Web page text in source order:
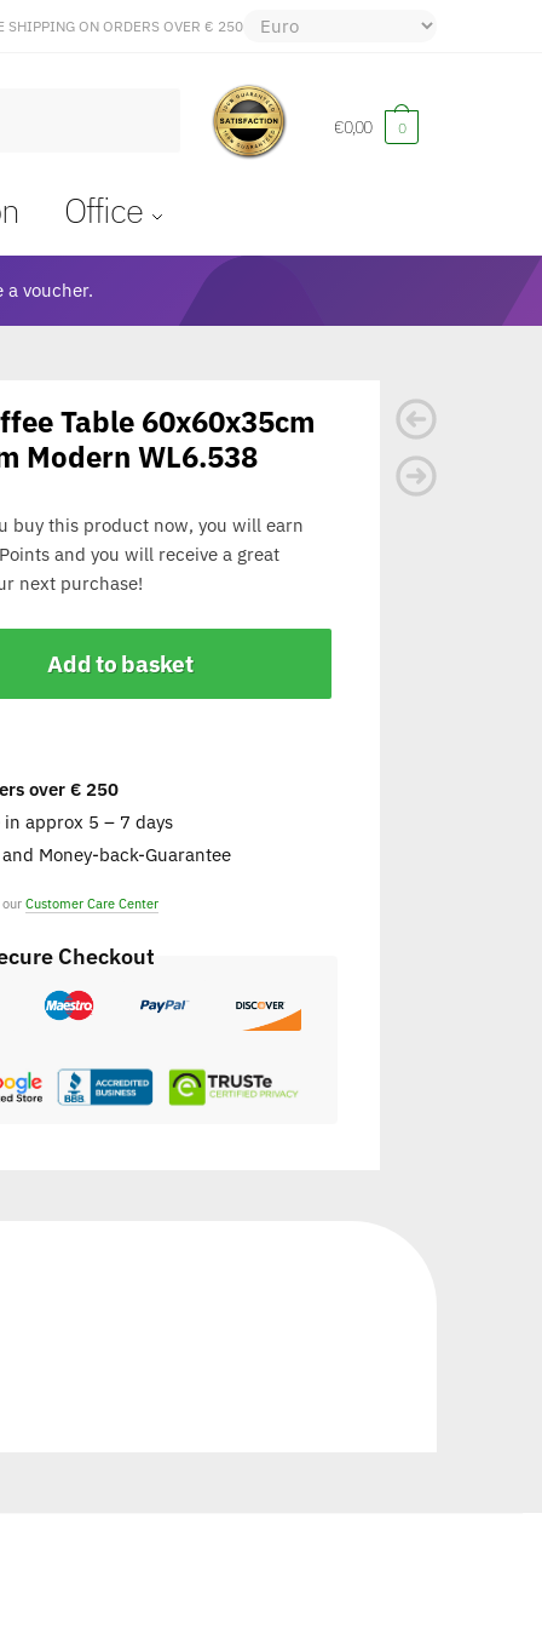
SHIPPING ON ORDERS OVER € 250
€0,00 0
Office
voucher.
Table 60x60x35cm
Modern WL6.538
buy this product now, you will earn
and you will receive a great
next purchase!
Add to basket
over € 250
approx 5 – 7 days
Money-back-Guarantee
Customer Care Center
Checkout